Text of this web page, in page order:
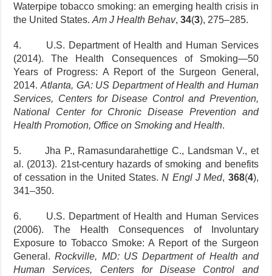
Waterpipe tobacco smoking: an emerging health crisis in
the United States.Am J Health Behav,34(3), 275–285.
4. U.S. Department of Health and Human Services
(2014). The Health Consequences of Smoking—50
Years of Progress: A Report of the Surgeon General,
2014. Atlanta, GA: US Department of Health and Human
Services, Centers for Disease Control and Prevention,
National Center for Chronic Disease Prevention and
Health Promotion, Office on Smoking and Health.
5. Jha P., Ramasundarahettige C., Landsman V., et
al. (2013). 21st-century hazards of smoking and benefits
of cessation in the United States.N Engl J Med, 368(4),
341–350.
6. U.S. Department of Health and Human Services
(2006). The Health Consequences of Involuntary
Exposure to Tobacco Smoke: A Report of the Surgeon
General.Rockville, MD: US Department of Health and
Human Services, Centers for Disease Control and